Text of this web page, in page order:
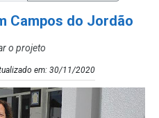
Campos do Jordão
o projeto
em: 30/11/2020